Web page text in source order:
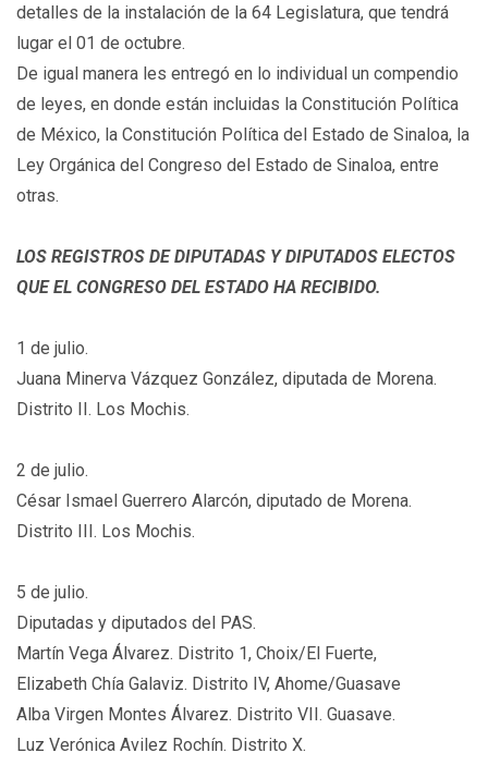
detalles de la instalación de la 64 Legislatura, que tendrá
lugar el 01 de octubre.
De igual manera les entregó en lo individual un compendio
de leyes, en donde están incluidas la Constitución Política
de México, la Constitución Política del Estado de Sinaloa, la
Ley Orgánica del Congreso del Estado de Sinaloa, entre
otras.
LOS REGISTROS DE DIPUTADAS Y DIPUTADOS ELECTOS
QUE EL CONGRESO DEL ESTADO HA RECIBIDO.
1 de julio.
Juana Minerva Vázquez González, diputada de Morena.
Distrito II. Los Mochis.
2 de julio.
César Ismael Guerrero Alarcón, diputado de Morena.
Distrito III. Los Mochis.
5 de julio.
Diputadas y diputados del PAS.
Martín Vega Álvarez. Distrito 1, Choix/El Fuerte,
Elizabeth Chía Galaviz. Distrito IV, Ahome/Guasave
Alba Virgen Montes Álvarez. Distrito VII. Guasave.
Luz Verónica Avilez Rochín. Distrito X.